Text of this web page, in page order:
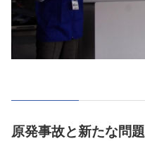
原発事故と新たな問題